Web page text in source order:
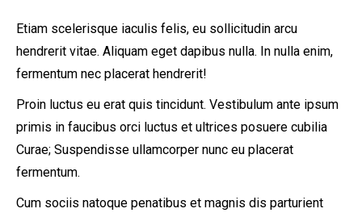
Etiam scelerisque iaculis felis, eu sollicitudin arcu
hendrerit vitae. Aliquam eget dapibus nulla. In nulla enim,
fermentum nec placerat hendrerit!
Proin luctus eu erat quis tincidunt. Vestibulum ante ipsum
primis in faucibus orci luctus et ultrices posuere cubilia
Curae; Suspendisse ullamcorper nunc eu placerat
fermentum.
Cum sociis natoque penatibus et magnis dis parturient